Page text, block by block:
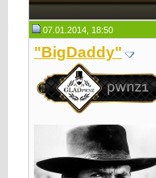
07.01.2014, 18:50
"BigDaddy"